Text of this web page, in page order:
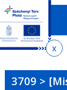
almenühöz
tartalomra
oldaltérképre
3709 >